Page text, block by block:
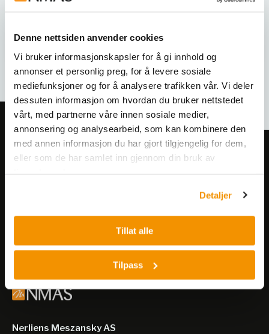
Denne nettsiden anvender cookies
Vi bruker informasjonskapsler for å gi innhold og
annonser et personlig preg, for å levere sosiale
mediefunksjoner og for å analysere trafikken vår. Vi deler
dessuten informasjon om hvordan du bruker nettstedet
vårt, med partnerne våre innen sosiale medier,
annonsering og analysearbeid, som kan kombinere den
med annen informasjon du har gjort tilgjengelig for dem,
eller som de har samlet inn gjennom din bruk av
Detaljer
Tillat alle
Tilpass
Meld deg på vårt nyhetsbrev!
Nerliens Meszansky AS